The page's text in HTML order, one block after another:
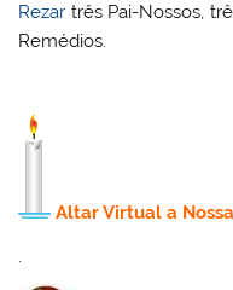
Rezar três Pai-Nossos,
Remédios.
Altar Virtual a